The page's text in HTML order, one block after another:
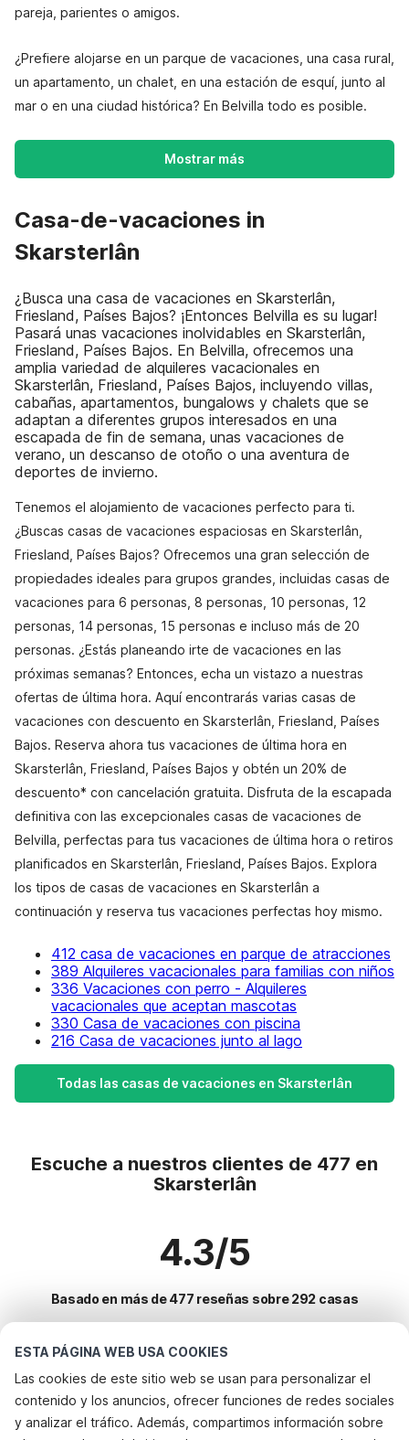
ESTA PÁGINA WEB USA COOKIES
Las cookies de este sitio web se usan para personalizar el
contenido y los anuncios, ofrecer funciones de redes sociales
y analizar el tráfico. Además, compartimos información sobre
pareja, parientes o amigos.
¿Prefiere alojarse en un parque de vacaciones, una casa rural,
un apartamento, un chalet, en una estación de esquí, junto al
mar o en una ciudad histórica? En Belvilla todo es posible.
Mostrar más
Casa-de-vacaciones in
Skarsterlân
¿Busca una casa de vacaciones en Skarsterlân,
Friesland, Países Bajos? ¡Entonces Belvilla es su lugar!
Pasará unas vacaciones inolvidables en Skarsterlân,
Friesland, Países Bajos. En Belvilla, ofrecemos una
amplia variedad de alquileres vacacionales en
Skarsterlân, Friesland, Países Bajos, incluyendo villas,
cabañas, apartamentos, bungalows y chalets que se
adaptan a diferentes grupos interesados en una
escapada de fin de semana, unas vacaciones de
verano, un descanso de otoño o una aventura de
deportes de invierno.
Tenemos el alojamiento de vacaciones perfecto para ti.
¿Buscas casas de vacaciones espaciosas en Skarsterlân,
Friesland, Países Bajos? Ofrecemos una gran selección de
propiedades ideales para grupos grandes, incluidas casas de
vacaciones para 6 personas, 8 personas, 10 personas, 12
personas, 14 personas, 15 personas e incluso más de 20
personas. ¿Estás planeando irte de vacaciones en las
próximas semanas? Entonces, echa un vistazo a nuestras
ofertas de última hora. Aquí encontrarás varias casas de
vacaciones con descuento en Skarsterlân, Friesland, Países
Bajos. Reserva ahora tus vacaciones de última hora en
Skarsterlân, Friesland, Países Bajos y obtén un 20% de
descuento* con cancelación gratuita. Disfruta de la escapada
definitiva con las excepcionales casas de vacaciones de
Belvilla, perfectas para tus vacaciones de última hora o retiros
planificados en Skarsterlân, Friesland, Países Bajos. Explora
los tipos de casas de vacaciones en Skarsterlân a
continuación y reserva tus vacaciones perfectas hoy mismo.
412 casa de vacaciones en parque de atracciones
389 Alquileres vacacionales para familias con niños
336 Vacaciones con perro - Alquileres
vacacionales que aceptan mascotas
330 Casa de vacaciones con piscina
216 Casa de vacaciones junto al lago
Todas las casas de vacaciones en Skarsterlân
Escuche a nuestros clientes de 477 en
Skarsterlân
4.3/5
Basado en más de 477 reseñas sobre 292 casas
Destinos más populares para vacaciones
Ciudades con los mejores servicios para vacaciones